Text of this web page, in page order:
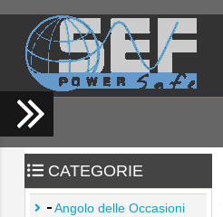
CATEGORIE
Angolo delle Occasioni